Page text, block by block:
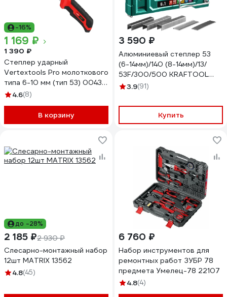
-16%
1 169 ₽
1 390 ₽
Степлер ударный
Vertextools Pro молоткового
типа 6-10 мм (тип 53) 0043-
054.6(8)
В корзину
3 590 ₽
Алюминиевый cтеплер 53
(6-14мм)/140 (8-14мм)/13/
53F/300/500 KRAFTOOL
Universal-HD 3188
3.9(91)
Купить
до -28%
2 185 ₽2 930 ₽
Слесарно-монтажный набор
12шт MATRIX 13562
4.8(45)
6 760 ₽
Набор инструментов для
ремонтных работ ЗУБР 78
предмета Умелец-78 22107
4.8(4)